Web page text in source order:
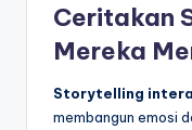
Ceritakan
Mereka
Storytelling
membangun emosi